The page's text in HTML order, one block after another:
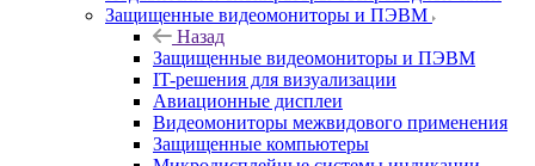
Защищенные видеомониторы и ПЭВМ
Назад
Защищенные видеомониторы и ПЭВМ
IT-решения для визуализации
Авиационные дисплеи
Видеомониторы межвидового применения
Защищенные компьютеры